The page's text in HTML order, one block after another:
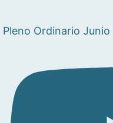
Pleno Ordinario